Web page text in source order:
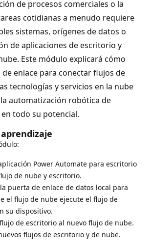
de procesos comerciales o la
cotidianas a menudo requiere
sistemas, orígenes de datos o
de aplicaciones de escritorio y
Este módulo explicará cómo
enlace para conectar flujos de
tecnologías y servicios en la nube
automatización robótica de
en todo su potencial.
Power Automate para escritorio
de nube y escritorio.
puerta de enlace de datos local para
el flujo de nube ejecute el flujo de
su dispositivo.
de escritorio al nuevo flujo de nube.
flujos de escritorio y de nube.